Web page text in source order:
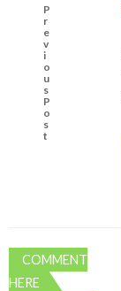
P
r
e
v
i
o
u
s
P
o
s
t
COMMENT
HERE